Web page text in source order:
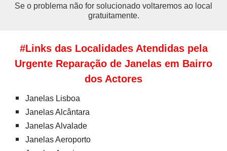
Se o problema não for solucionado voltaremos ao local
gratuitamente.
#Links das Localidades Atendidas pela
Urgente Reparação de Janelas em Bairro
dos Actores
Janelas Lisboa
Janelas Alcântara
Janelas Alvalade
Janelas Aeroporto